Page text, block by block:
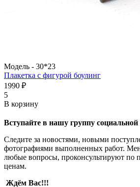
Модель - 30*23
Плакетка с фигурой боулинг
1990 ₽
5
В корзину
Вступайте в нашу группу
Следите за новостями, новыми
фотографиями выполненных работ.
любые вопросы, проконсультируют по
ценам.
Ждём Вас!!!